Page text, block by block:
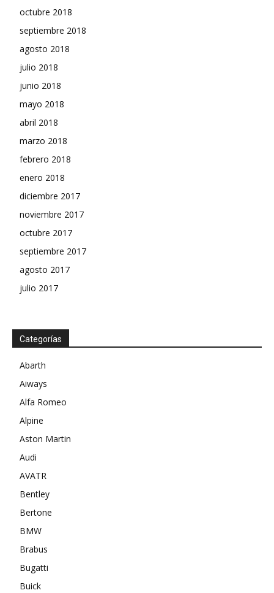
octubre 2018
septiembre 2018
agosto 2018
julio 2018
junio 2018
mayo 2018
abril 2018
marzo 2018
febrero 2018
enero 2018
diciembre 2017
noviembre 2017
octubre 2017
septiembre 2017
agosto 2017
julio 2017
Categorías
Abarth
Aiways
Alfa Romeo
Alpine
Aston Martin
Audi
AVATR
Bentley
Bertone
BMW
Brabus
Bugatti
Buick